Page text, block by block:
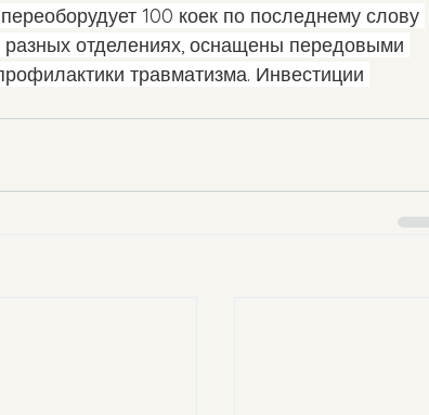
100 коек по последнему слову
отделениях, оснащены передовыми
травматизма. Инвестиции